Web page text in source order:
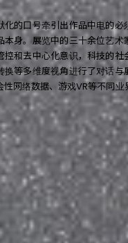
化的口号牵引出作品中电的必
本身。展览中的三十余位艺术
控和去中心化意识，科技的社
换等多维度视角进行了对话与
网络数据、游戏VR等不同业